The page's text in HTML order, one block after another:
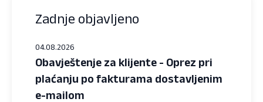
Zadnje objavljeno
04.08.2026
Obavještenje za klijente - Oprez pri
plaćanju po fakturama dostavljenim
e-mailom